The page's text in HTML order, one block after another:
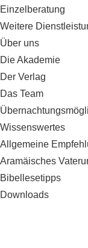
Einzelberatung
Weitere
Über uns
Die Akademie
Der Verlag
Das Team
Wissenswertes
Allgemeine
Aramäisches
Bibellesetipps
Downloads